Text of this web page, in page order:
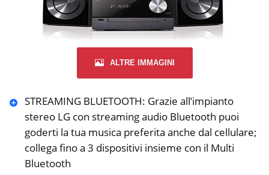
ALTRE IMMAGINI
STREAMING BLUETOOTH: Grazie all’impianto
stereo LG con streaming audio Bluetooth puoi
goderti la tua musica preferita anche dal cellulare;
collega fino a 3 dispositivi insieme con il Multi
Bluetooth